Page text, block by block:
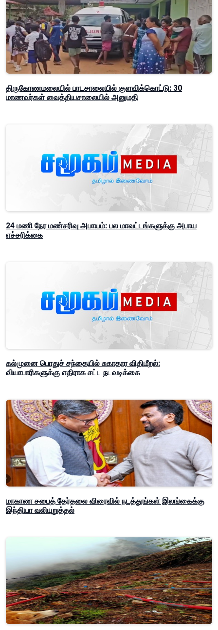
திருகோணமலையில் பாடசாலையில் குளவிக்கொட்டு: 30
மாணவர்கள் வைத்தியசாலையில் அனுமதி
24 மணி நேர மண்சரிவு அபாயம்: பல மாவட்டங்களுக்கு அபாய
எச்சரிக்கை
கல்முனை பொதுச் சந்தையில் சுகாதார விதிமீறல்:
வியாபாரிகளுக்கு எதிராக சட்ட நடவடிக்கை
மாகாண சபைத் தேர்தலை விரைவில் நடத்துங்கள் இலங்கைக்கு
இந்தியா வலியுறுத்தல்